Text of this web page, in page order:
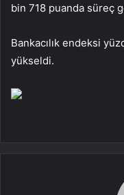
bin 718 puanda süreç
Bankacılık endeksi
yükseldi.